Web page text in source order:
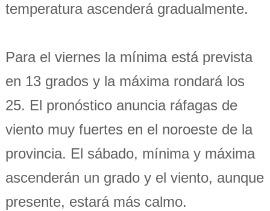
temperatura ascenderá gradualmente.
Para el viernes la mínima está prevista
en 13 grados y la máxima rondará los
25. El pronóstico anuncia ráfagas de
viento muy fuertes en el noroeste de la
provincia. El sábado, mínima y máxima
ascenderán un grado y el viento, aunque
presente, estará más calmo.